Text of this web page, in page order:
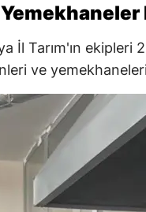
İl Tarım'ın ekipleri
ve